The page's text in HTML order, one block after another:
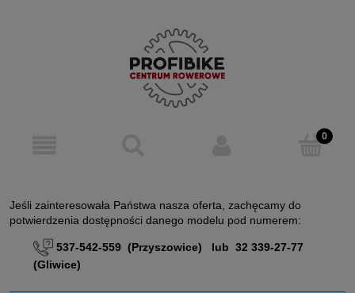
Jeśli zainteresowała Państwa nasza oferta, zachęcamy do
potwierdzenia dostępności danego modelu pod numerem:
537-542-559 (Przyszowice) lub 32 339-27-77
(Gliwice)